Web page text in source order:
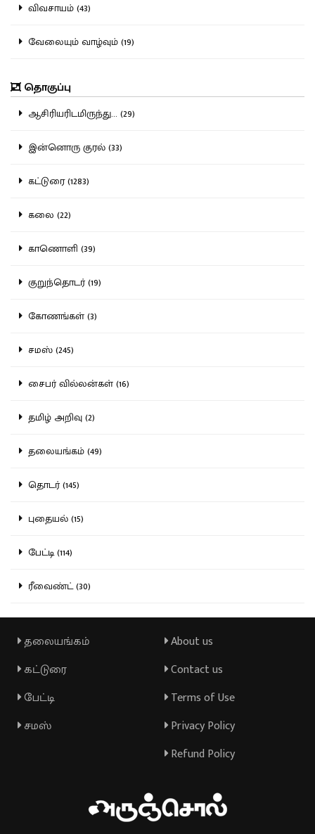
விவசாயம் (43)
வேலையும் வாழ்வும் (19)
தொகுப்பு
ஆசிரியரிடமிருந்து... (29)
இன்னொரு குரல் (33)
கட்டுரை (1283)
கலை (22)
காணொளி (39)
குறுந்தொடர் (19)
கோணங்கள் (3)
சமஸ் (245)
சைபர் வில்லன்கள் (16)
தமிழ் அறிவு (2)
தலையங்கம் (49)
தொடர் (145)
புதையல் (15)
பேட்டி (114)
ரீவைண்ட் (30)
தலையங்கம்
கட்டுரை
பேட்டி
சமஸ்
About us
Contact us
Terms of Use
Privacy Policy
Refund Policy